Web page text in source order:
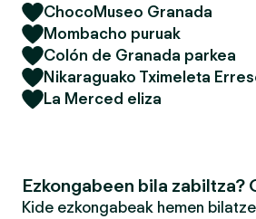
ChocoMuseo Granada
Mombacho puruak
Colón de Granada parkea
Nikaraguako Tximeleta
La Merced eliza
Ezkongabeen bila zabiltza?
Kide ezkongabeak hemen